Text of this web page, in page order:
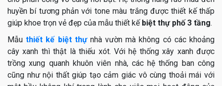
huyền bí tương phản với tone màu trắng được thiết kế thấp
giúp khoe trọn vẻ đẹp của mẫu thiết kế biệt thự phố 3 tầng.
Mẫuthiết kế biệt thựnhà vườn mà không có các khoảng
cây xanh thì thật là thiếu xót. Với hệ thống xây xanh được
trồng xung quanh khuôn viên nhà, các hệ thống ban công
cũng như nội thất giúp tạo cảm giác vô cùng thoải mái với